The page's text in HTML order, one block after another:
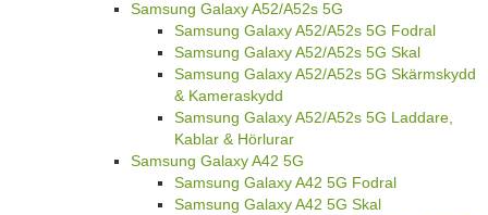
Samsung Galaxy A52/A52s 5G
Samsung Galaxy A52/A52s 5G Fodral
Samsung Galaxy A52/A52s 5G Skal
Samsung Galaxy A52/A52s 5G Skärmskydd
& Kameraskydd
Samsung Galaxy A52/A52s 5G Laddare,
Kablar & Hörlurar
Samsung Galaxy A42 5G
Samsung Galaxy A42 5G Fodral
Samsung Galaxy A42 5G Skal